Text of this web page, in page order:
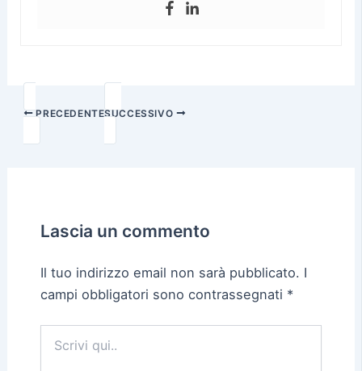
PRECEDENTESUCCESSIVO
Lascia un commento
Il tuo indirizzo email non sarà pubblicato. I
campi obbligatori sono contrassegnati *
qui..